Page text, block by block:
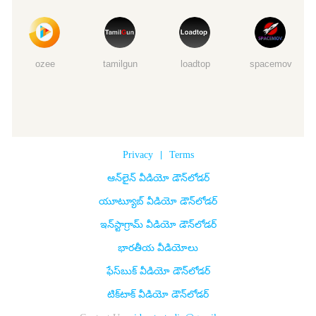
ozee tamilgun loadtop spacemov
Privacy | Terms
ఆన్‌లైన్ వీడియో డౌన్‌లోడర్
యూట్యూబ్ వీడియో డౌన్‌లోడర్
ఇన్‌స్టాగ్రామ్ వీడియో డౌన్‌లోడర్
భారతీయ వీడియోలు
ఫేస్‌బుక్ వీడియో డౌన్‌లోడర్
టిక్‌టాక్ వీడియో డౌన్‌లోడర్